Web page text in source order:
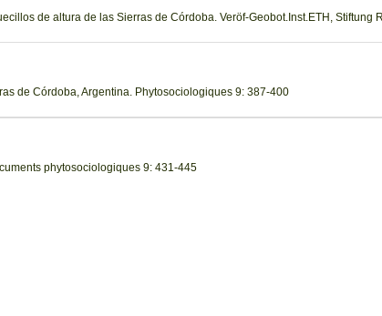
de altura de las Sierras de Córdoba. Veröf-Geobot.Inst.ETH, Stiftung
de Córdoba, Argentina. Phytosociologiques 9: 387-400
phytosociologiques 9: 431-445